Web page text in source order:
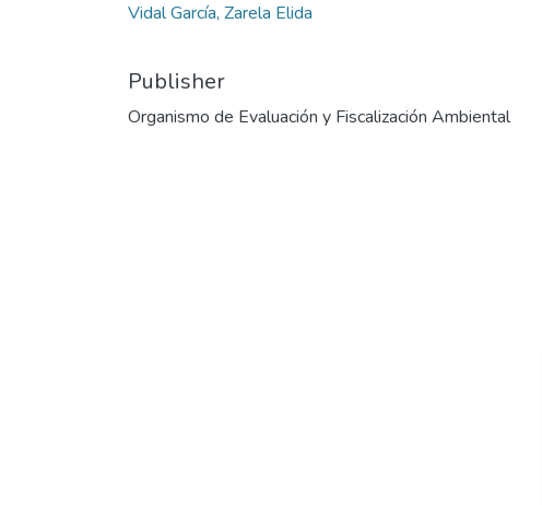
Vidal García, Zarela Elida
Publisher
Organismo de Evaluación y Fiscalización Ambiental